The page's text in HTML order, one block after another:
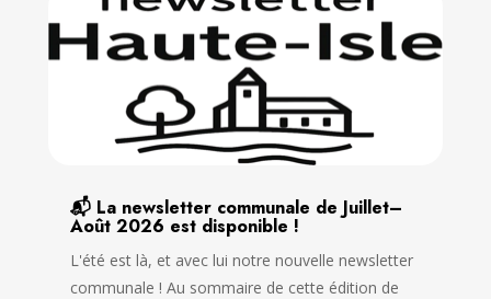
📬 La newsletter communale de Juillet–
Août 2026 est disponible !
L'été est là, et avec lui notre nouvelle newsletter
communale ! Au sommaire de cette édition de